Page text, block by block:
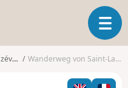
T
o
g
l
Wanderweg von Saint-Laurent